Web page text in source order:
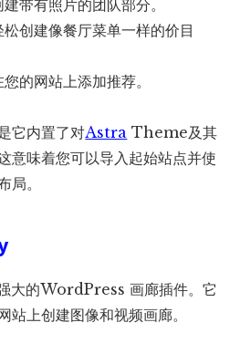
带有照片的团队部分。
创建像餐厅菜单一样的价目
的网站上添加推荐。
它内置了对Astra Theme及其
意味着您可以导入起始站点并使
局。
的WordPress 画廊插件。它
站上创建图像和视频画廊。